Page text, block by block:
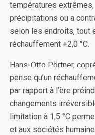
températures
précipitations ou a
selon les endroits, tout
réchauffement +2,0 °C.
Hans-Otto Pörtner,
pense qu’un
par rapport à l’ère
changements
limitation à 1,5 °C
et aux sociétés